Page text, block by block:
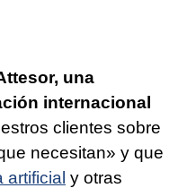
una
internacional
clientes sobre
necesitan» y que
artificial y otras